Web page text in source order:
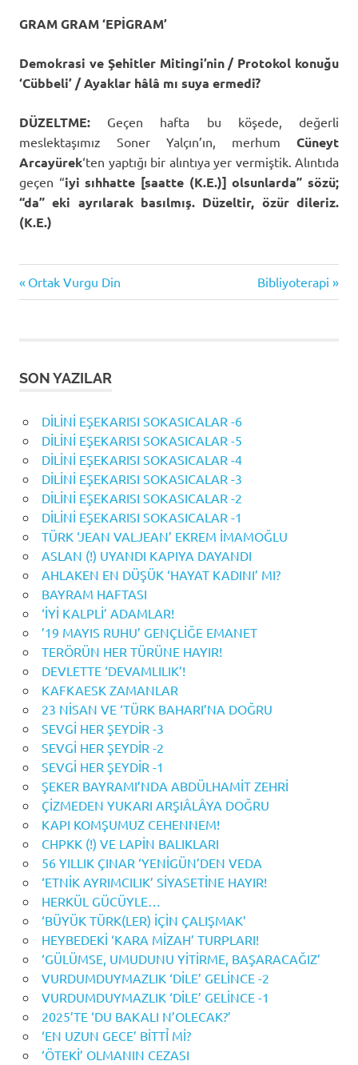
GRAM GRAM ‘EPİGRAM’
Demokrasi ve Şehitler Mitingi’nin / Protokol konuğu
‘Cübbeli’ / Ayaklar hâlâ mı suya ermedi?
DÜZELTME: Geçen hafta bu köşede, değerli
meslektaşımız Soner Yalçın’ın, merhum Cüneyt
Arcayürek‘ten yaptığı bir alıntıya yer vermiştik. Alıntıda
geçen “iyi sıhhatte [saatte (K.E.)] olsunlarda”sözü;
“da”eki ayrılarak basılmış. Düzeltir, özür dileriz.
(K.E.)
Yazı
Previous
Post:
Ortak Vurgu Din
Next
Post:
Bibliyoterapi
SON YAZILAR
DİLİNİ EŞEKARISI SOKASICALAR -6
DİLİNİ EŞEKARISI SOKASICALAR -5
DİLİNİ EŞEKARISI SOKASICALAR -4
DİLİNİ EŞEKARISI SOKASICALAR -3
DİLİNİ EŞEKARISI SOKASICALAR -2
DİLİNİ EŞEKARISI SOKASICALAR -1
TÜRK ‘JEAN VALJEAN’ EKREM İMAMOĞLU
ASLAN (!) UYANDI KAPIYA DAYANDI
AHLAKEN EN DÜŞÜK ‘HAYAT KADINI’ MI?
BAYRAM HAFTASI
‘İYİ KALPLİ’ ADAMLAR!
’19 MAYIS RUHU’ GENÇLİĞE EMANET
TERÖRÜN HER TÜRÜNE HAYIR!
DEVLETTE ‘DEVAMLILIK’!
KAFKAESK ZAMANLAR
23 NİSAN VE ‘TÜRK BAHARI’NA DOĞRU
SEVGİ HER ŞEYDİR -3
SEVGİ HER ŞEYDİR -2
SEVGİ HER ŞEYDİR -1
ŞEKER BAYRAMI’NDA ABDÜLHAMİT ZEHRİ
ÇİZMEDEN YUKARI ARŞIÂLÂYA DOĞRU
KAPI KOMŞUMUZ CEHENNEM!
CHPKK (!) VE LAPİN BALIKLARI
56 YILLIK ÇINAR ‘YENİGÜN’DEN VEDA
‘ETNİK AYRIMCILIK’ SİYASETİNE HAYIR!
HERKÜL GÜCÜYLE…
‘BÜYÜK TÜRK(LER) İÇİN ÇALIŞMAK’
HEYBEDEKİ ‘KARA MİZAH’ TURPLARI!
‘GÜLÜMSE, UMUDUNU YİTİRME, BAŞARACAĞIZ’
VURDUMDUYMAZLIK ‘DİLE’ GELİNCE -2
VURDUMDUYMAZLIK ‘DİLE’ GELİNCE -1
2025’TE ‘DU BAKALI N’OLECAK?’
‘EN UZUN GECE’ BİTTỈ Mİ?
‘ÖTEKİ’ OLMANIN CEZASI